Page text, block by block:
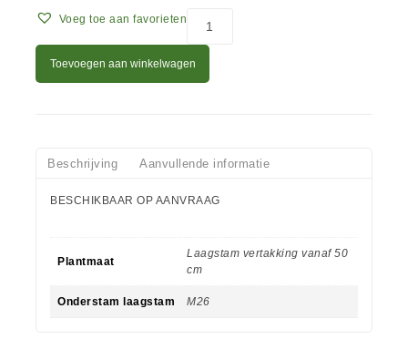
Voeg toe aan favorieten
Toevoegen aan winkelwagen
Beschrijving Aanvullende informatie
BESCHIKBAAR OP AANVRAAG
Plantmaat
Laagstam vertakking vanaf 50
cm
Onderstam laagstam M26